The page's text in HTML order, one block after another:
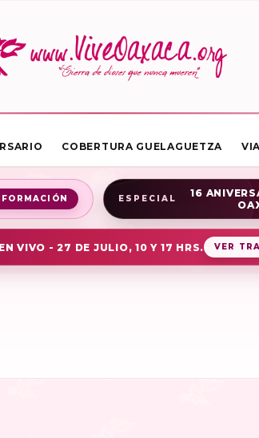
COBERTURA GUELAGUETZA
ESPECIAL
16
VIVO - 27 DE JULIO, 10 Y 17 HRS. VER